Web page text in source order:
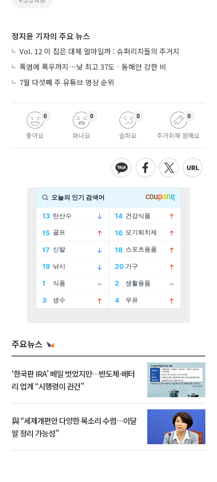
정지윤 기자의 주요 뉴스
Vol. 12 이 집은 대체 얼마일까 : 슈퍼리치들의 주거지
폭염에 폭우까지⋯낮 최고 37도ㆍ동해안 강한 비
7월 다섯째 주 유튜브 영상 순위
좋아요
0
화나요
0
슬퍼요
0
추가취재 원해요
0
주요뉴스
‘한국판 IRA’ 베일 벗었지만…반도체·배터
리 업계 “시행령이 관건”
與 “세제개편안 다양한 목소리 수렴…이달
말 정리 가능성”